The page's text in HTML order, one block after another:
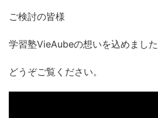
ご検討の皆様
学習塾VieAubeの想いを込めました
どうぞご覧ください。